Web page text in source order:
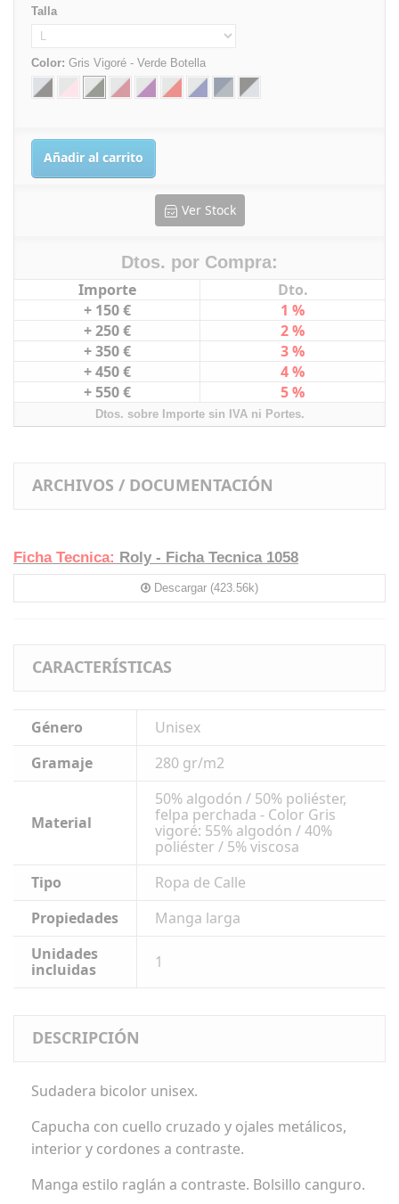
Talla
Color: Gris Vigoré - Verde Botella
Añadir al carrito
Ver Stock
Dtos. por Compra:
Importe
Dto.
+ 150 €
1 %
+ 250 €
2 %
+ 350 €
3 %
+ 450 €
4 %
+ 550 €
5 %
Dtos. sobre Importe sin IVA ni Portes.
ARCHIVOS / DOCUMENTACIÓN
Ficha Tecnica: Roly - Ficha Tecnica 1058
Descargar (423.56k)
CARACTERÍSTICAS
Género
Unisex
Gramaje
280 gr/m2
Material
50% algodón / 50% poliéster,
felpa perchada - Color Gris
vigoré: 55% algodón / 40%
poliéster / 5% viscosa
Tipo
Ropa de Calle
Propiedades
Manga larga
Unidades
incluidas
1
DESCRIPCIÓN
Sudadera bicolor unisex.
Capucha con cuello cruzado y ojales metálicos,
interior y cordones a contraste.
Manga estilo raglán a contraste. Bolsillo canguro.